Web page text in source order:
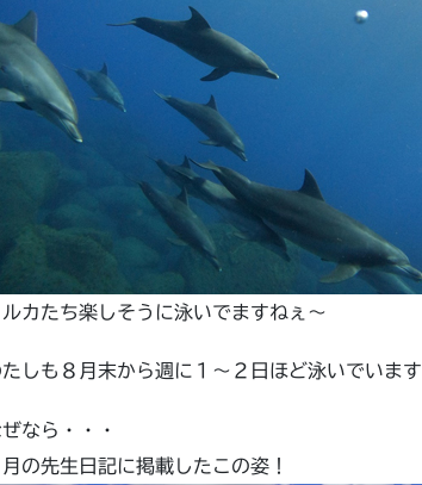
ルカたち楽しそうに泳いでますねぇ～
たしも８月末から週に１～２日ほど泳いでいます
なら・・・
月の先生日記に掲載したこの姿！